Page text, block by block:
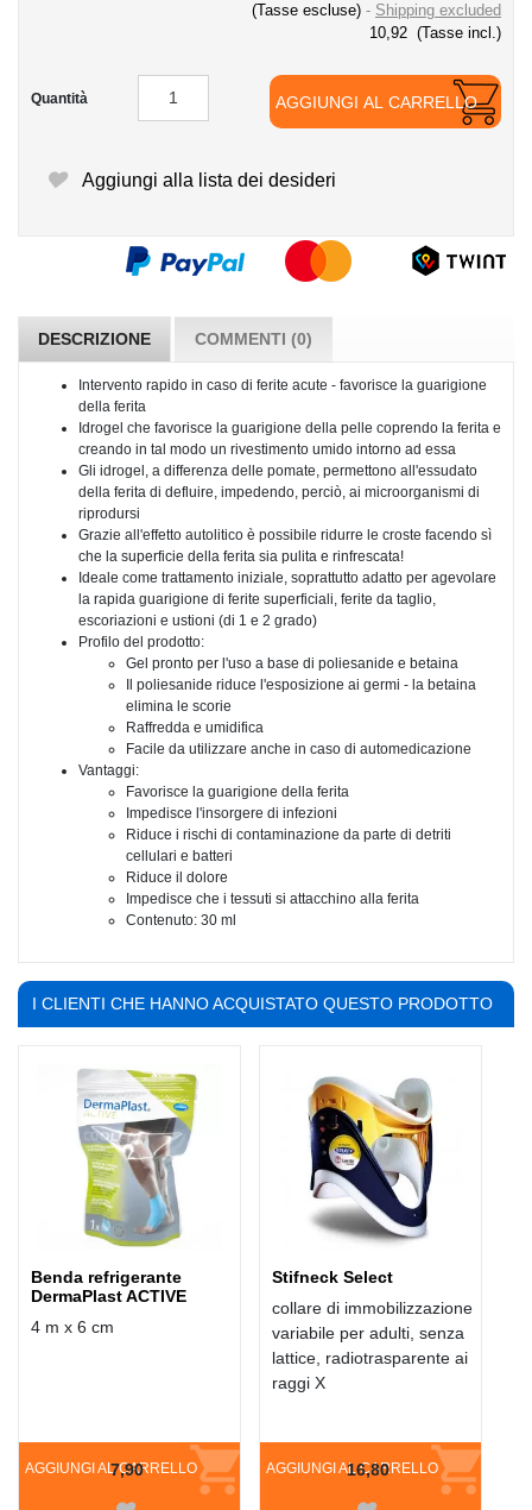
(Tasse escluse)
Shipping excluded
10,92 (Tasse incl.)
Quantità AGGIUNGI AL CARRELLO
Aggiungi alla lista dei desideri
DESCRIZIONE COMMENTI (0)
Intervento rapido in caso di ferite acute - favorisce la guarigione
della ferita
Idrogel che favorisce la guarigione della pelle coprendo la ferita e
creando in tal modo un rivestimento umido intorno ad essa
Gli idrogel, a differenza delle pomate, permettono all'essudato
della ferita di defluire, impedendo, perciò, ai microorganismi di
riprodursi
Grazie all'effetto autolitico è possibile ridurre le croste facendo sì
che la superficie della ferita sia pulita e rinfrescata!
Ideale come trattamento iniziale, soprattutto adatto per agevolare
la rapida guarigione di ferite superficiali, ferite da taglio,
escoriazioni e ustioni (di 1 e 2 grado)
Profilo del prodotto:
Gel pronto per l'uso a base di poliesanide e betaina
Il poliesanide riduce l'esposizione ai germi - la betaina
elimina le scorie
Raffredda e umidifica
Facile da utilizzare anche in caso di automedicazione
Vantaggi:
Favorisce la guarigione della ferita
Impedisce l'insorgere di infezioni
Riduce i rischi di contaminazione da parte di detriti
cellulari e batteri
Riduce il dolore
Impedisce che i tessuti si attacchino alla ferita
Contenuto: 30 ml
I CLIENTI CHE HANNO ACQUISTATO QUESTO PRODOTTO
Benda refrigerante
DermaPlast ACTIVE
4 m x 6 cm
AGGIUNGI AL CARRELLO
7,90
Stifneck Select
collare di immobilizzazione
variabile per adulti, senza
lattice, radiotrasparente ai
raggi X
AGGIUNGI AL CARRELLO
16,80